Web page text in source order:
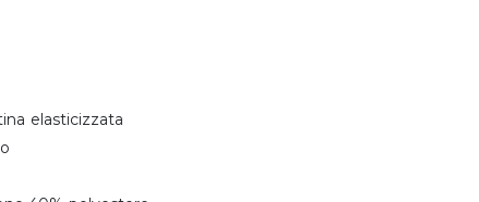
elasticizzata